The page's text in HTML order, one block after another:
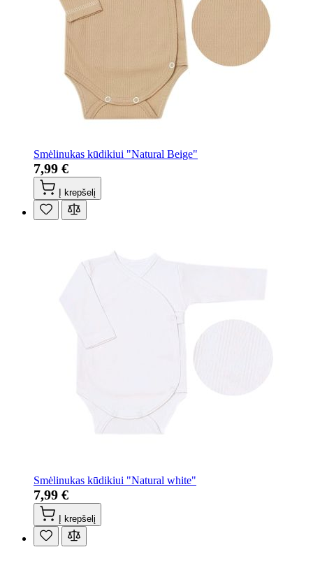
Smėlinukas kūdikiui "Natural Beige"
7,99 €
Į krepšelį
Smėlinukas kūdikiui "Natural white"
7,99 €
Į krepšelį